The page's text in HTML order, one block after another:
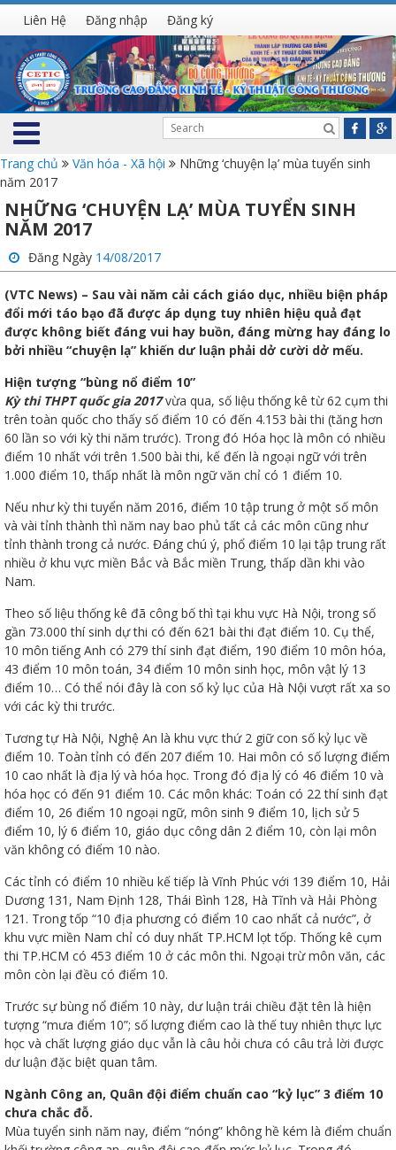
bồi
Liên Hệ Đăng nhập Đăng ký
Trang chủ Văn hóa - Xã hội
Những ‘chuyện lạ’ mùa tuyển sinh
năm 2017
NHỮNG ‘CHUYỆN LẠ’ MÙA TUYỂN SINH
NĂM 2017
Đăng Ngày 14/08/2017
(VTC News) – Sau vài năm cải cách giáo dục, nhiều biện pháp
đổi mới táo bạo đã được áp dụng tuy nhiên hiệu quả đạt
được không biết đáng vui hay buồn, đáng mừng hay đáng lo
bởi nhiều “chuyện lạ” khiến dư luận phải dở cười dở mếu.
Hiện tượng “bùng nổ điểm 10”
Kỳ thi THPT quốc gia 2017 vừa qua, số liệu thống kê từ 62 cụm thi
trên toàn quốc cho thấy số điểm 10 có đến 4.153 bài thi (tăng hơn
60 lần so với kỳ thi năm trước). Trong đó Hóa học là môn có nhiều
điểm 10 nhất với trên 1.500 bài thi, kế đến là ngoại ngữ với trên
1.000 điểm 10, thấp nhất là môn ngữ văn chỉ có 1 điểm 10.
Nếu như kỳ thi tuyển năm 2016, điểm 10 tập trung ở một số môn
và vài tỉnh thành thì năm nay bao phủ tất cả các môn cũng như
tỉnh thành trong cả nước. Đáng chú ý, phổ điểm 10 lại tập trung rất
nhiều ở khu vực miền Bắc và Bắc miền Trung, thấp dần khi vào
Nam.
Theo số liệu thống kê đã công bố thì tại khu vực Hà Nội, trong số
gần 73.000 thí sinh dự thi có đến 621 bài thi đạt điểm 10. Cụ thể,
10 môn tiếng Anh có 279 thí sinh đạt điểm, 190 điểm 10 môn hóa,
43 điểm 10 môn toán, 34 điểm 10 môn sinh học, môn vật lý 13
điểm 10… Có thể nói đây là con số kỷ lục của Hà Nội vượt rất xa so
với các kỳ thi trước.
Tương tự Hà Nội, Nghệ An là khu vực thứ 2 giữ con số kỷ lục về
điểm 10. Toàn tỉnh có đến 207 điểm 10. Hai môn có số lượng điểm
10 cao nhất là địa lý và hóa học. Trong đó địa lý có 46 điểm 10 và
hóa học có đến 91 điểm 10. Các môn khác: Toán có 22 thí sinh đạt
điểm 10, 26 điểm 10 ngoại ngữ, môn sinh 9 điểm 10, lịch sử 5
điểm 10, lý 6 điểm 10, giáo dục công dân 2 điểm 10, còn lại môn
văn không có điểm 10 nào.
Các tỉnh có điểm 10 nhiều kế tiếp là Vĩnh Phúc với 139 điểm 10, Hải
Dương 131, Nam Định 128, Thái Bình 128, Hà Tĩnh và Hải Phòng
121. Trong tốp “10 địa phương có điểm 10 cao nhất cả nước”, ở
khu vực miền Nam chỉ có duy nhất TP.HCM lọt tốp. Thống kê cụm
thi TP.HCM có 453 điểm 10 ở các môn thi. Ngoại trừ môn văn, các
môn còn lại đều có điểm 10.
Trước sự bùng nổ điểm 10 này, dư luận trái chiều đặt tên là hiện
tượng “mưa điểm 10”; số lượng điểm cao là thế tuy nhiên thực lực
học và chất lượng giáo dục vẫn là câu hỏi chưa có câu trả lời được
dư luận đặc biệt quan tâm.
Ngành Công an, Quân đội điểm chuẩn cao “kỷ lục” 3 điểm 10
chưa chắc đỗ.
Mùa tuyển sinh năm nay, điểm “nóng” không hề kém là điểm chuẩn